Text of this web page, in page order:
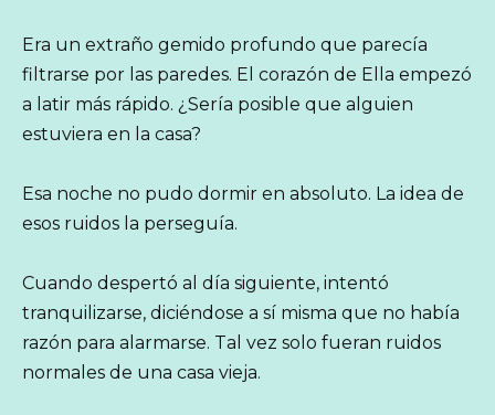
Era un extraño gemido profundo que parecía
filtrarse por las paredes. El corazón de Ella empezó
a latir más rápido. ¿Sería posible que alguien
estuviera en la casa?
Esa noche no pudo dormir en absoluto. La idea de
esos ruidos la perseguía.
Cuando despertó al día siguiente, intentó
tranquilizarse, diciéndose a sí misma que no había
razón para alarmarse. Tal vez solo fueran ruidos
normales de una casa vieja.